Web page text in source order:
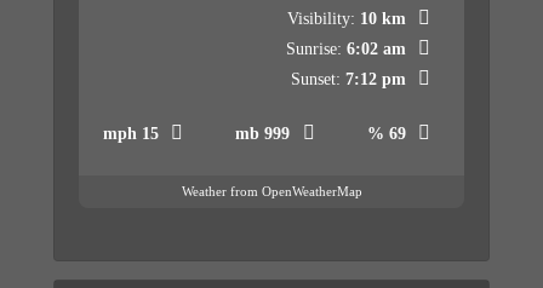
69 %
999 mb
15 mph
Visibility: 10 km
Sunrise: 6:02 am
Sunset: 7:12 pm
Weather from OpenWeatherMap